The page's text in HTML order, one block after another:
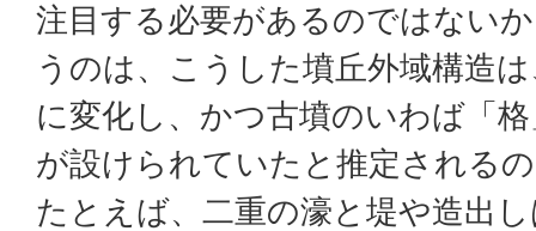
注目する必要があるのではない
うのは、こうした墳丘外域構造
に変化し、かつ古墳のいわば「
が設けられていたと推定される
たとえば、二重の濠と堤や造出